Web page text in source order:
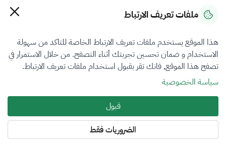
رقم الترخيص
التصنيف
VFR2
فرع التقييم
ملفات تعريف الارتباط
هذا الموقع يستخدم ملفات تعريف الارتباط الخاصة للتاكد من سهولة
الاستخدام و ضمان تحسين تجربتك أثناء التصفح. من خلال الاستمرار في
تصفح هذا الموقع, فانك تقر بقبول استخدام ملفات تعريف الارتباط.
سياسة الخصوصية
قبول
الضروريات فقط